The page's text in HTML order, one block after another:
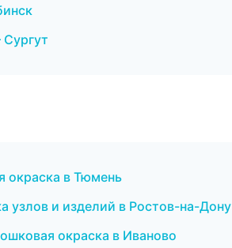
в Тюмень
и изделий в Ростов-на-Дону
окраска в Иваново